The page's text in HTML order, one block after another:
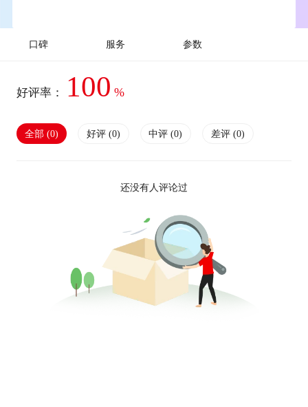
口碑 服务 参数
好评率： 100 %
全部 (0) 好评 (0) 中评 (0) 差评 (0)
还没有人评论过